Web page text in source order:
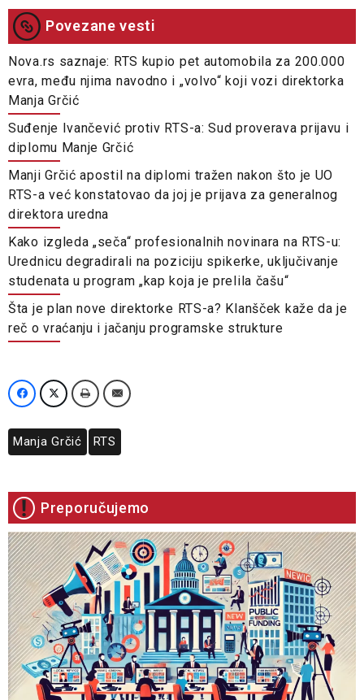
Povezane vesti
Nova.rs saznaje: RTS kupio pet automobila za 200.000
evra, među njima navodno i „volvo“ koji vozi direktorka
Manja Grčić
Suđenje Ivančević protiv RTS-a: Sud proverava prijavu i
diplomu Manje Grčić
Manji Grčić apostil na diplomi tražen nakon što je UO
RTS-a već konstatovao da joj je prijava za generalnog
direktora uredna
Kako izgleda „seča“ profesionalnih novinara na RTS-u:
Urednicu degradirali na poziciju spikerke, uključivanje
studenata u program „kap koja je prelila čašu“
Šta je plan nove direktorke RTS-a? Klanšček kaže da je
reč o vraćanju i jačanju programske strukture
Manja Grčić RTS
Preporučujemo